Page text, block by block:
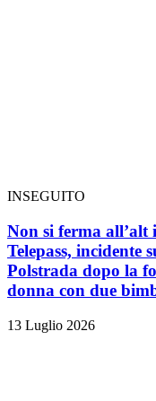
INSEGUITO
Non si ferma
Telepass, incidente
Polstrada dopo la
donna con due
13 Luglio 2026